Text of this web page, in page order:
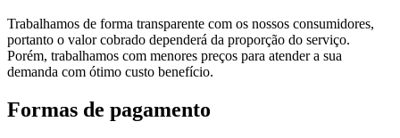
Trabalhamos de forma transparente com os nossos consumidores,
portanto o valor cobrado dependerá da proporção do serviço.
Porém, trabalhamos com menores preços para atender a sua
demanda com ótimo custo benefício.
Formas de pagamento